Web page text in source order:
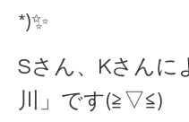
*)✨
Sさん、Kさんに
川」です(≧▽≦)